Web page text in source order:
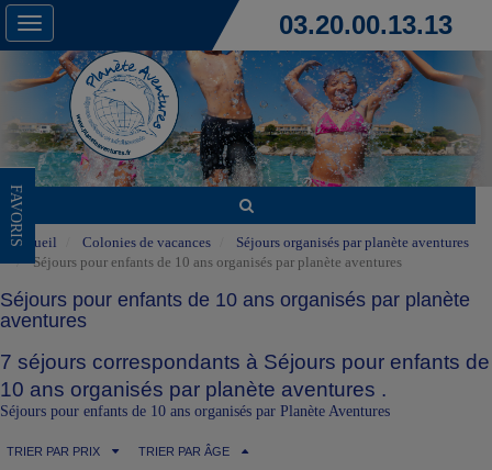
Toggle
navigation
03.20.00.13.13
FAVORIS
Accueil Colonies de vacances
Séjours organisés par planète aventures
Séjours pour enfants de 10 ans organisés par planète aventures
Séjours pour enfants de 10 ans organisés par planète
aventures
7 séjours correspondants à Séjours pour enfants de
10 ans organisés par planète aventures .
Séjours pour enfants de 10 ans organisés par Planète Aventures
TRIER PAR PRIX TRIER PAR ÂGE